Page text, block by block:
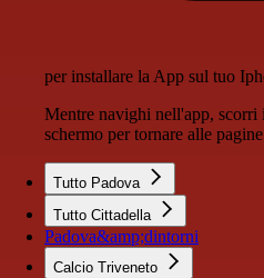
per installare la App sul tuo
Mentre navighi nell'app, scorri
schermo per tornare alle
Tutto Padova
Tutto Cittadella
Padova&amp;dintorni
Calcio Triveneto